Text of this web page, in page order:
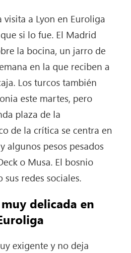
visita a Lyon en Euroliga
si lo fue. El Madrid
la bocina, un jarro de
en la que reciben a
Los turcos también
este martes, pero
plaza de la
de la crítica se centra en
algunos pesos pesados
o Musa. El bosnio
redes sociales.
delicada en
exigente y no deja